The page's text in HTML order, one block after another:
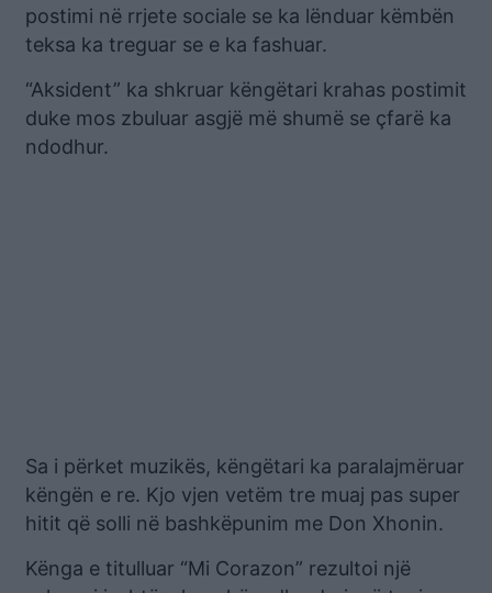
postimi në rrjete sociale se ka lënduar këmbën
teksa ka treguar se e ka fashuar.
“Aksident” ka shkruar këngëtari krahas postimit
duke mos zbuluar asgjë më shumë se çfarë ka
ndodhur.
Sa i përket muzikës, këngëtari ka paralajmëruar
këngën e re. Kjo vjen vetëm tre muaj pas super
hitit që solli në bashkëpunim me Don Xhonin.
Kënga e titulluar “Mi Corazon” rezultoi një